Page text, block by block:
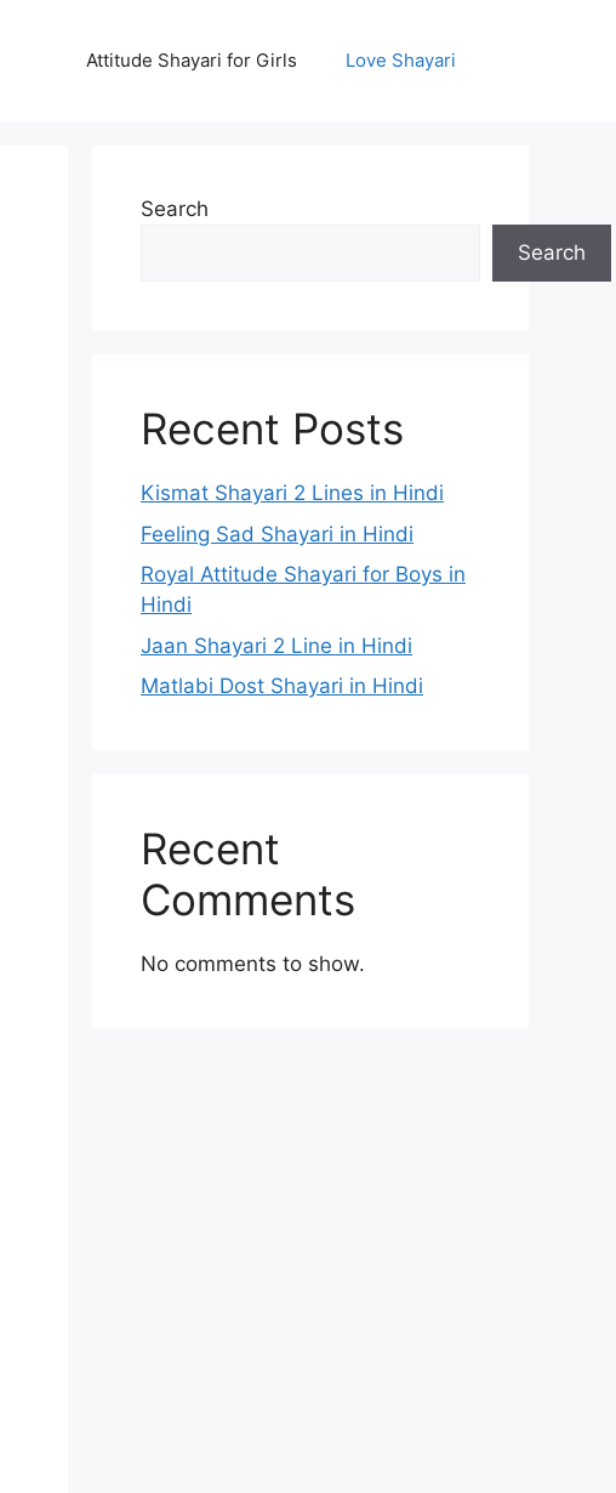
Attitude Shayari for Girls Love Shayari
Search
Search
Recent Posts
Kismat Shayari 2 Lines in Hindi
Feeling Sad Shayari in Hindi
Royal Attitude Shayari for Boys in
Hindi
Jaan Shayari 2 Line in Hindi
Matlabi Dost Shayari in Hindi
Recent
Comments
No comments to show.